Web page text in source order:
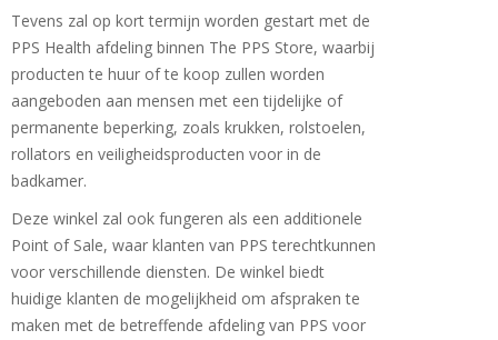
Tevens zal op kort termijn worden gestart met de
PPS Health afdeling binnen The PPS Store, waarbij
producten te huur of te koop zullen worden
aangeboden aan mensen met een tijdelijke of
permanente beperking, zoals krukken, rolstoelen,
rollators en veiligheidsproducten voor in de
badkamer.
Deze winkel zal ook fungeren als een additionele
Point of Sale, waar klanten van PPS terechtkunnen
voor verschillende diensten. De winkel biedt
huidige klanten de mogelijkheid om afspraken te
maken met de betreffende afdeling van PPS voor